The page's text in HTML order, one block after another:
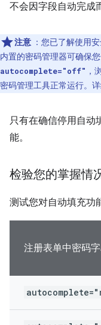
不会因字段自动完成
注意 ：您已了解使用
内置的密码管理器可确保
autocomplete="off" ，
密码管理工具正常运行。
只有在确信停用自动
能。
检验您的掌握情
测试您对自动填充功
注册表单中密码